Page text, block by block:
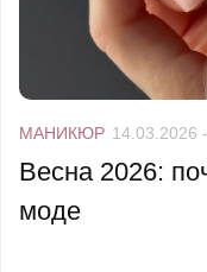
МАНИКЮР 14.03.2026 -
Весна 2026:
моде